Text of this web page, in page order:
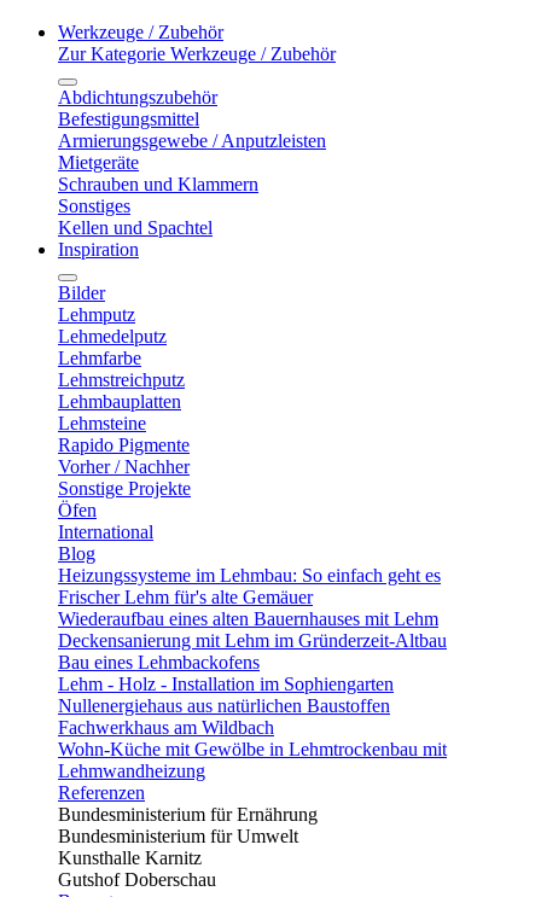
Werkzeuge / Zubehör
Zur Kategorie Werkzeuge / Zubehör
Abdichtungszubehör
Befestigungsmittel
Armierungsgewebe / Anputzleisten
Mietgeräte
Schrauben und Klammern
Sonstiges
Kellen und Spachtel
Inspiration
Bilder
Lehmputz
Lehmedelputz
Lehmfarbe
Lehmstreichputz
Lehmbauplatten
Lehmsteine
Rapido Pigmente
Vorher / Nachher
Sonstige Projekte
Öfen
International
Blog
Heizungssysteme im Lehmbau: So einfach geht es
Frischer Lehm für's alte Gemäuer
Wiederaufbau eines alten Bauernhauses mit Lehm
Deckensanierung mit Lehm im Gründerzeit-Altbau
Bau eines Lehmbackofens
Lehm - Holz - Installation im Sophiengarten
Nullenergiehaus aus natürlichen Baustoffen
Fachwerkhaus am Wildbach
Wohn-Küche mit Gewölbe in Lehmtrockenbau mit
Lehmwandheizung
Referenzen
Bundesministerium für Ernährung
Bundesministerium für Umwelt
Kunsthalle Karnitz
Gutshof Doberschau